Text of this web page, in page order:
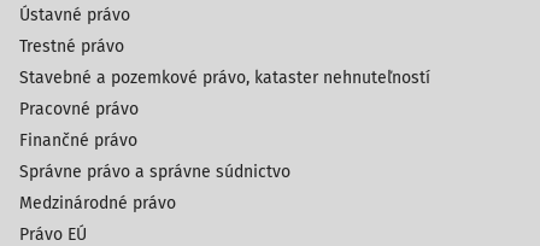
Ústavné právo
Trestné právo
Stavebné a pozemkové právo, kataster nehnuteľností
Pracovné právo
Finančné právo
Správne právo a správne súdnictvo
Medzinárodné právo
Právo EÚ